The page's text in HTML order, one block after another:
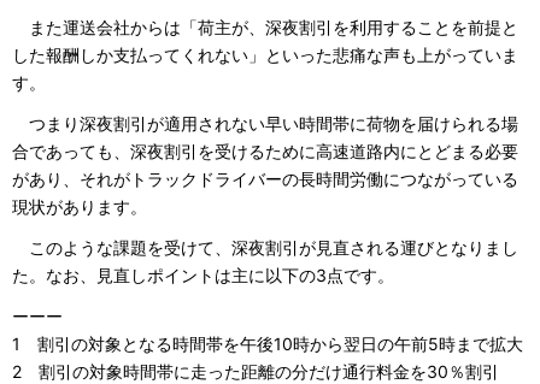
また運送会社からは「荷主が、深夜割引を利用することを前提と
した報酬しか支払ってくれない」といった悲痛な声も上がっていま
す。
つまり深夜割引が適用されない早い時間帯に荷物を届けられる場
合であっても、深夜割引を受けるために高速道路内にとどまる必要
があり、それがトラックドライバーの長時間労働につながっている
現状があります。
このような課題を受けて、深夜割引が見直される運びとなりまし
た。なお、見直しポイントは主に以下の3点です。
ーーー
1 割引の対象となる時間帯を午後10時から翌日の午前5時まで拡大
2 割引の対象時間帯に走った距離の分だけ通行料金を30％割引